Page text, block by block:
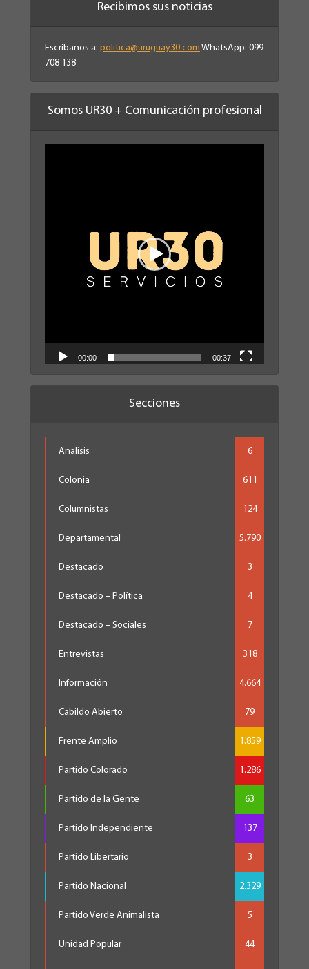
Recibimos sus noticias
Escríbanos a: politica@uruguay30.com WhatsApp: 099
708 138
Somos UR30 + Comunicación profesional
00:00 00:37
Secciones
Analisis 6
Colonia 611
Columnistas 124
Departamental 5.790
Destacado 3
Destacado – Política 4
Destacado – Sociales 7
Entrevistas 318
Información 4.664
Cabildo Abierto 79
Frente Amplio 1.859
Partido Colorado 1.286
Partido de la Gente 63
Partido Independiente 137
Partido Libertario 3
Partido Nacional 2.329
Partido Verde Animalista 5
Unidad Popular 44